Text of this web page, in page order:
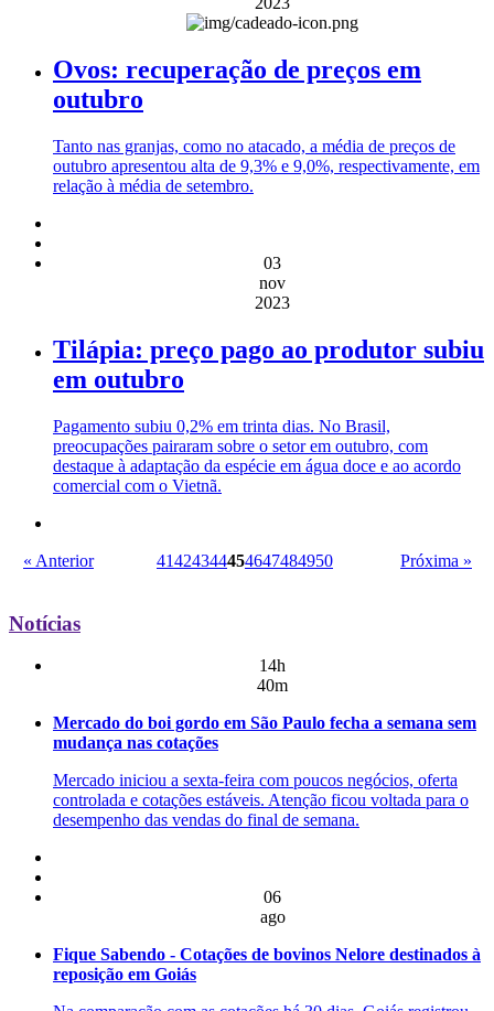
Ovos: recuperação de preços em
outubro
Tanto nas granjas, como no atacado, a média de preços de
outubro apresentou alta de 9,3% e 9,0%, respectivamente, em
relação à média de setembro.
03
nov
2023
Tilápia: preço pago ao produtor subiu
em outubro
Pagamento subiu 0,2% em trinta dias. No Brasil,
preocupações pairaram sobre o setor em outubro, com
destaque à adaptação da espécie em água doce e ao acordo
comercial com o Vietnã.
« Anterior 41424344454647484950 Próxima »
Notícias
14h
40m
Mercado do boi gordo em São Paulo fecha a semana sem
mudança nas cotações
Mercado iniciou a sexta-feira com poucos negócios, oferta
controlada e cotações estáveis. Atenção ficou voltada para o
desempenho das vendas do final de semana.
06
ago
Fique Sabendo - Cotações de bovinos Nelore destinados à
reposição em Goiás